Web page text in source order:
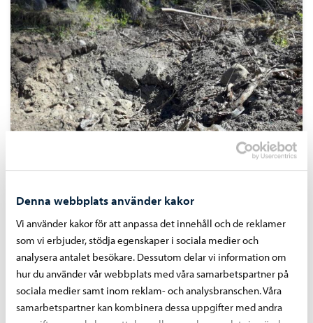
Denna webbplats använder kakor
Vi använder kakor för att anpassa det innehåll och de reklamer
som vi erbjuder, stödja egenskaper i sociala medier och
analysera antalet besökare. Dessutom delar vi information om
hur du använder vår webbplats med våra samarbetspartner på
sociala medier samt inom reklam- och analysbranschen. Våra
samarbetspartner kan kombinera dessa uppgifter med andra
industriområden, PIUHA